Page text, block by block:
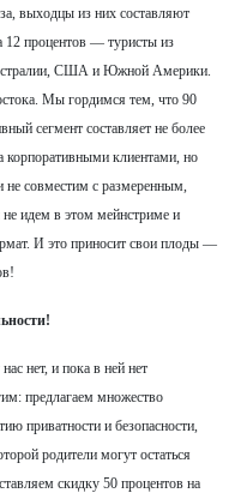
выходцы из них составляют
12 процентов — туристы из
США и Южной Америки.
Мы гордимся тем, что 90
сегмент составляет не более
корпоративными клиентами, но
не совместим с размеренным,
идем в этом мейнстриме и
И это приносит свои плоды —
нет, и пока в ней нет
предлагаем множество
приватности и безопасности,
родители могут остаться
скидку 50 процентов на